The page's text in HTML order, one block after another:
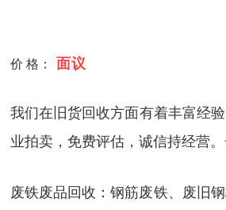
价 格： 面议
我们在旧货回收方面有着丰富经
业拍卖，免费评估，诚信持经营
废铁废品回收：钢筋废铁、废旧